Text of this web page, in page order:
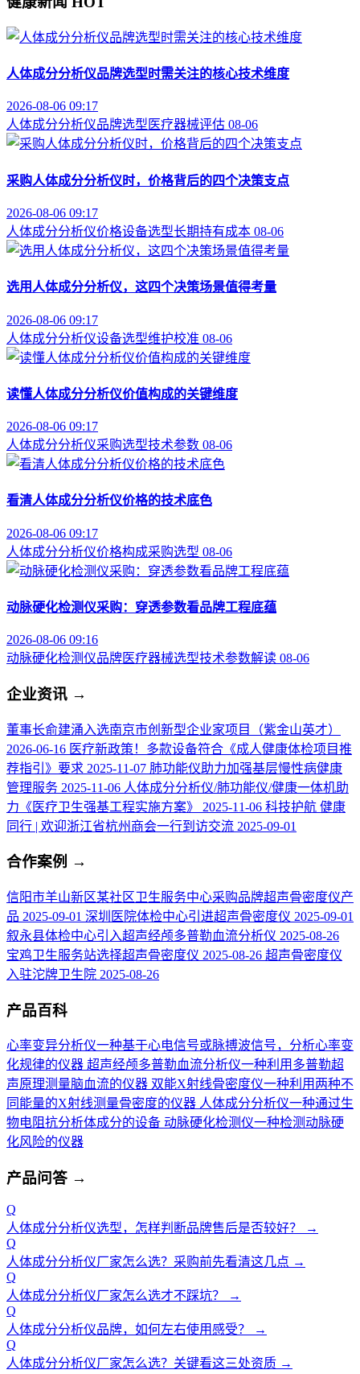
人体成分分析仪品牌选型时需关注的核心技术维度
2026-08-06 09:17
人体成分分析仪品牌选型 医疗器械评估 08-06
采购人体成分分析仪时，价格背后的四个决策支点
2026-08-06 09:17
人体成分分析仪价格设备选型长期持有成本 08-06
选用人体成分分析仪，这四个决策场景值得考量
2026-08-06 09:17
人体成分分析仪设备选型维护校准 08-06
读懂人体成分分析仪价值构成的关键维度
2026-08-06 09:17
人体成分分析仪采购选型技术参数 08-06
看清人体成分分析仪价格的技术底色
2026-08-06 09:17
人体成分分析仪价格构成采购选型 08-06
动脉硬化检测仪采购：穿透参数看品牌工程底蕴
2026-08-06 09:16
动脉硬化检测仪品牌医疗器械选型技术参数解读 08-06
企业资讯 →
董事长俞建涌入选南京市创新型企业家项目（紫金山英才）
2026-06-16 医疗新政策！多款设备符合《成人健康体检项目推
荐指引》要求 2025-11-07 肺功能仪助力加强基层慢性病健康
管理服务 2025-11-06 人体成分分析仪/肺功能仪/健康一体机助
力《医疗卫生强基工程实施方案》
2025-11-06 科技护航 健康
同行 | 欢迎浙江省杭州商会一行到访交流 2025-09-01
合作案例 →
信阳市羊山新区某社区卫生服务中心采购品牌超声骨密度仪产
品 2025-09-01 深圳医院体检中心引进超声骨密度仪 2025-09-01
叙永县体检中心引入超声经颅多普勒血流分析仪 2025-08-26
宝鸡卫生服务站选择超声骨密度仪 2025-08-26 超声骨密度仪
入驻沱牌卫生院 2025-08-26
产品百科
心率变异分析仪一种基于心电信号或脉搏波信号，分析心率变
化规律的仪器 超声经颅多普勒血流分析仪一种利用多普勒超
声原理测量脑血流的仪器 双能X射线骨密度仪一种利用两种不
同能量的X射线测量骨密度的仪器 人体成分分析仪一种通过生
物电阻抗分析体成分的设备 动脉硬化检测仪一种检测动脉硬
化风险的仪器
产品问答 →
Q
人体成分分析仪选型，怎样判断品牌售后是否较好？
→
Q
人体成分分析仪厂家怎么选？采购前先看清这几点 →
Q
人体成分分析仪厂家怎么选才不踩坑？
→
Q
人体成分分析仪品牌，如何左右使用感受？
→
Q
人体成分分析仪厂家怎么选？关键看这三处资质 →